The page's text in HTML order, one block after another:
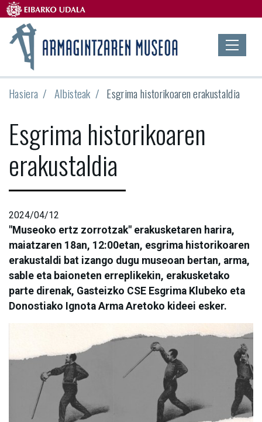
Hasiera Albisteak Esgrima historikoaren erakustaldia
Esgrima historikoaren
erakustaldia
2024/04/12
"Museoko ertz zorrotzak" erakusketaren harira,
maiatzaren 18an, 12:00etan, esgrima historikoaren
erakustaldi bat izango dugu museoan bertan, arma,
sable eta baioneten erreplikekin, erakusketako
parte direnak, Gasteizko CSE Esgrima Klubeko eta
Donostiako Ignota Arma Aretoko kideei esker.